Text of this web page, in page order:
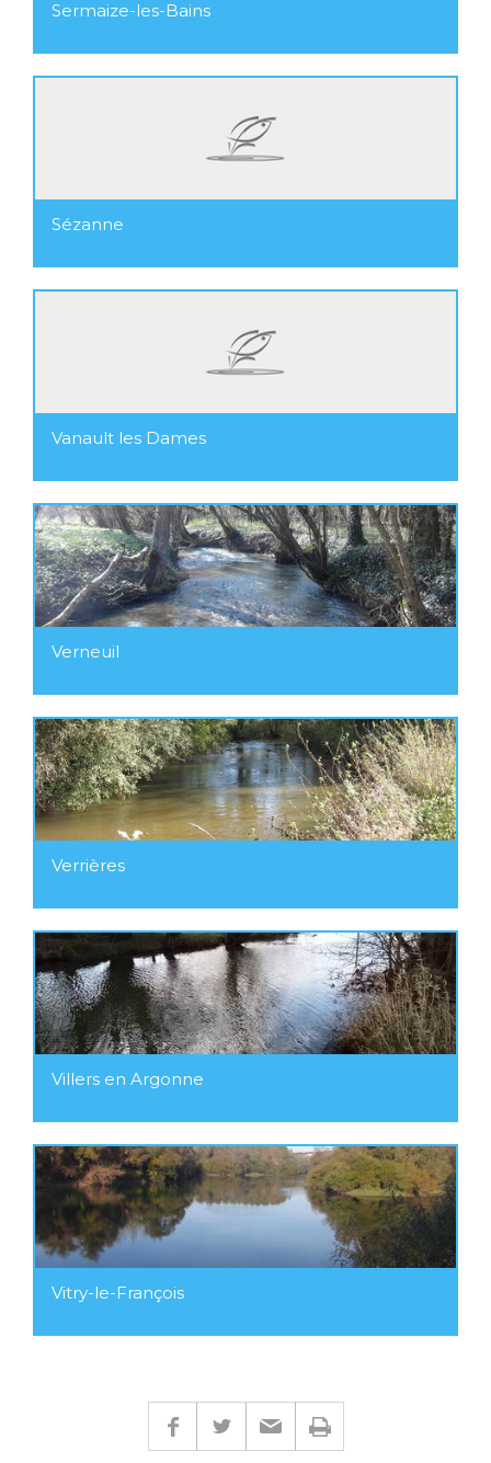
Sermaize-les-Bains
Sézanne
Vanault les Dames
Verneuil
Verrières
Villers en Argonne
Vitry-le-François